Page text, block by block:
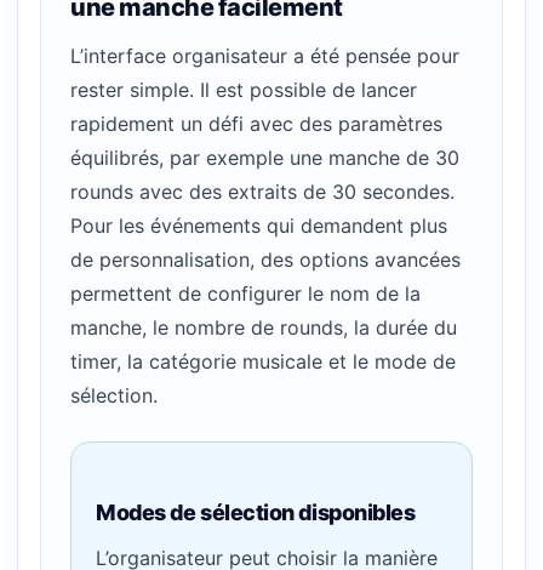
une manche facilement
L’interface organisateur a été pensée pour
rester simple. Il est possible de lancer
rapidement un défi avec des paramètres
équilibrés, par exemple une manche de 30
rounds avec des extraits de 30 secondes.
Pour les événements qui demandent plus
de personnalisation, des options avancées
permettent de configurer le nom de la
manche, le nombre de rounds, la durée du
timer, la catégorie musicale et le mode de
sélection.
Modes de sélection disponibles
L’organisateur peut choisir la manière